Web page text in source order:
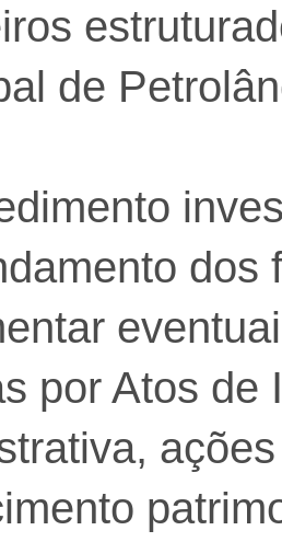
de
dos
por Atos de